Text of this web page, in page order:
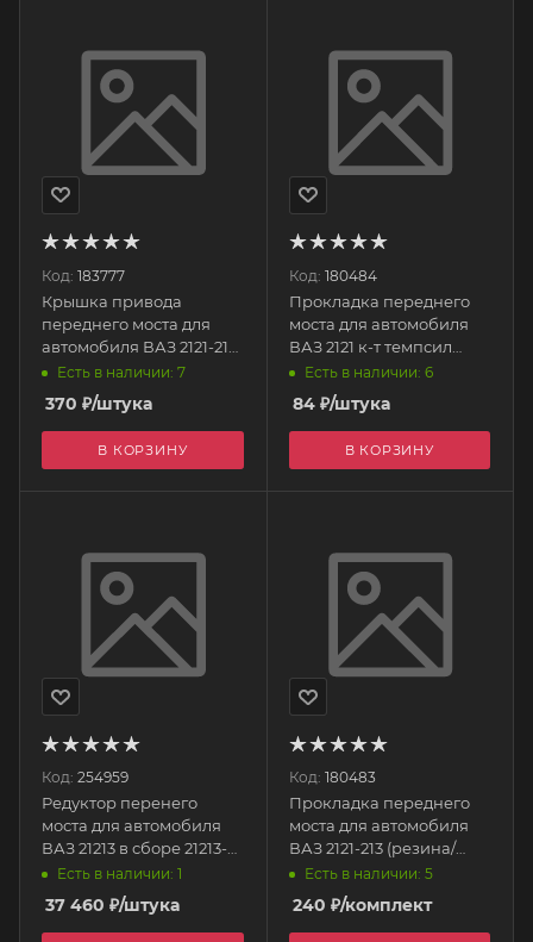
Код: 183777
Крышка привода
переднего моста для
автомобиля ВАЗ 2121-213
(треугольник) 21210-
2303086-00 Тольятти
Есть в наличии: 7
370 ₽/штука
В КОРЗИНУ
Код: 180484
Прокладка переднего
моста для автомобиля
ВАЗ 2121 к-т темпсил
НЕОДИЗАЙН
Есть в наличии: 6
84₽/штука
В КОРЗИНУ
Код: 254959
Редуктор перенего
моста для автомобиля
ВАЗ 21213 в сборе 21213-
2302010-10 АвтоВАЗ
Есть в наличии: 1
37 460 ₽/штука
Код: 180483
Прокладка переднего
моста для автомобиля
ВАЗ 2121-213 (резина/
пробка) к-т САМАРА
Есть в наличии: 5
240 ₽/комплект